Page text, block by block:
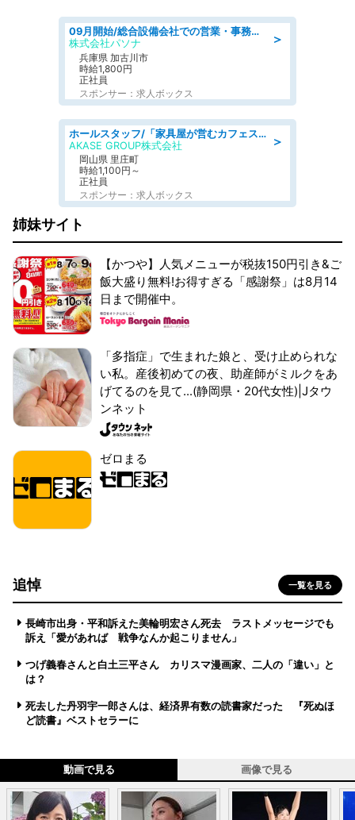
＞
09月開始/総合設備会社での営業・事務のお仕事/車通勤可/賞与あり/営業/営業事務
株式会社パソナ
兵庫県 加古川市
時給1,800円
正社員
スポンサー：求人ボックス
＞
ホールスタッフ/「家具屋が営むカフェスタッフ!」週2日～OK!嬉しいまかない付き/岡山県/浅口郡里庄町
AKASE GROUP株式会社
岡山県 里庄町
時給1,100円～
正社員
スポンサー：求人ボックス
姉妹サイト
【かつや】人気メニューが税抜150円引き&ご
飯大盛り無料!お得すぎる「感謝祭」は8月14
日まで開催中。
「多指症」で生まれた娘と、受け止められな
い私。産後初めての夜、助産師がミルクをあ
げてるのを見て...(静岡県・20代女性)|Jタウ
ンネット
ゼロまる
追悼 一覧を見る
長崎市出身・平和訴えた美輪明宏さん死去 ラストメッセージでも
訴え「愛があれば 戦争なんか起こりません」
つげ義春さんと白土三平さん カリスマ漫画家、二人の「違い」と
は？
死去した丹羽宇一郎さんは、経済界有数の読書家だった 『死ぬほ
ど読書』ベストセラーに
動画で見る 画像で見る